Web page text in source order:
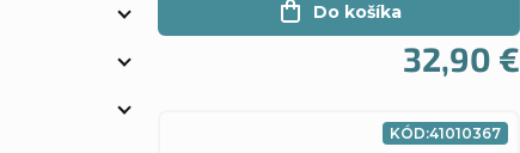
32,90 €
Do košíka
KÓD:41010367